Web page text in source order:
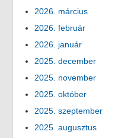
2026. március
2026. február
2026. január
2025. december
2025. november
2025. október
2025. szeptember
2025. augusztus